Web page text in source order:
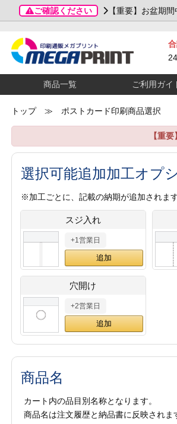
ご確認ください 【重要】お盆期
商品一覧 ご利用ガイ
トップ≫ ポストカード印刷商品選択
【重
選択可能追加加工オプ
※加工ごとに、記載の納期が追加されます
スジ入れ
+1営業日
穴開け
+2営業日
商品名
カート内の品目別名称となります。
商品名は注文履歴と納品書に反映されま